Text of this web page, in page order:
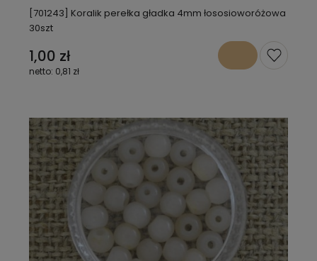
[701243] Koralik perełka gładka 4mm łososioworóżowa
30szt
1,00 zł
0,81 zł